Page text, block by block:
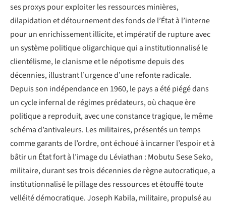
ses proxys pour exploiter les ressources minières,
dilapidation et détournement des fonds de l’État à l’interne
pour un enrichissement illicite, et impératif de rupture avec
un système politique oligarchique qui a institutionnalisé le
clientélisme, le clanisme et le népotisme depuis des
décennies, illustrant l’urgence d’une refonte radicale.
Depuis son indépendance en 1960, le pays a été piégé dans
un cycle infernal de régimes prédateurs, où chaque ère
politique a reproduit, avec une constance tragique, le même
schéma d’antivaleurs. Les militaires, présentés un temps
comme garants de l’ordre, ont échoué à incarner l’espoir et à
bâtir un État fort à l’image du Léviathan : Mobutu Sese Seko,
militaire, durant ses trois décennies de règne autocratique, a
institutionnalisé le pillage des ressources et étouffé toute
velléité démocratique. Joseph Kabila, militaire, propulsé au